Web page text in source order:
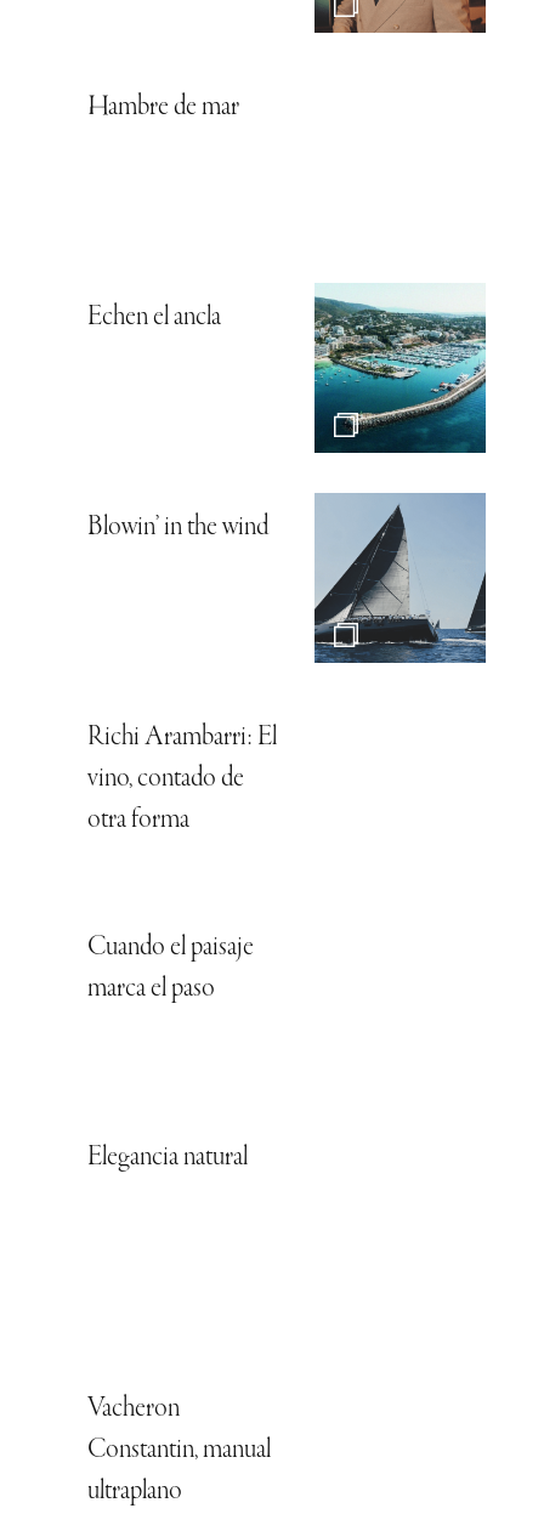
Hambre de mar
Echen el ancla
Blowin’ in the wind
Richi Arambarri: El
vino, contado de
otra forma
Cuando el paisaje
marca el paso
Elegancia natural
Vacheron
Constantin, manual
ultraplano